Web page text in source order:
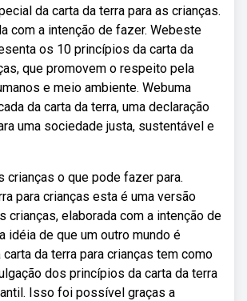
da carta da terra para as crianças.
com a intenção de fazer. Webeste
os 10 princípios da carta da
que promovem o respeito pela
e meio ambiente. Webuma
da carta da terra, uma declaração
uma sociedade justa, sustentável e
crianças o que pode fazer para.
para crianças esta é uma versão
crianças, elaborada com a intenção de
idéia de que um outro mundo é
da terra para crianças tem como
dos princípios da carta da terra
Isso foi possível graças a